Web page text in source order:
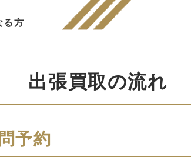
る方
出張買取の流れ
予約